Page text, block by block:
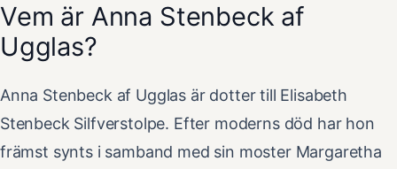
Vem är Anna Stenbeck af
Ugglas?
Anna Stenbeck af Ugglas är dotter till Elisabeth
Stenbeck Silfverstolpe. Efter moderns död har hon
främst synts i samband med sin moster Margaretha